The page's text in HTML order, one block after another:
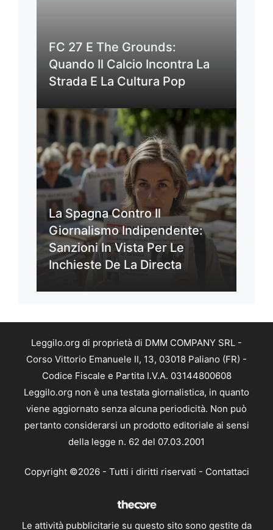
FC 27 E The Grounds:
Quando Il Calcio Incontra La
Strada E La Cultura Pop
La Spagna Contro Il
Giornalismo Indipendente:
Sanzioni In Vista Per Le
Inchieste De La Directa
Leggilo.org di proprietà di DMM COMPANY SRL -
Corso Vittorio Emanuele II, 13, 03018 Paliano (FR) -
Codice Fiscale e Partita I.V.A. 03144800608
Leggilo.org non è una testata giornalistica, in quanto
viene aggiornato senza alcuna periodicità. Non può
pertanto considerarsi un prodotto editoriale ai sensi
della legge n. 62 del 07.03.2001
Copyright ©2026 - Tutti i diritti riservati - Contattaci
Le attività pubblicitarie su questo sito sono gestite da